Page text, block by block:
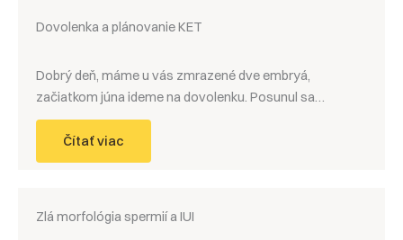
Dovolenka a plánovanie KET
Dobrý deň, máme u vás zmrazené dve embryá,
začiatkom júna ideme na dovolenku. Posunul sa…
Čítať viac
Zlá morfológia spermií a IUI